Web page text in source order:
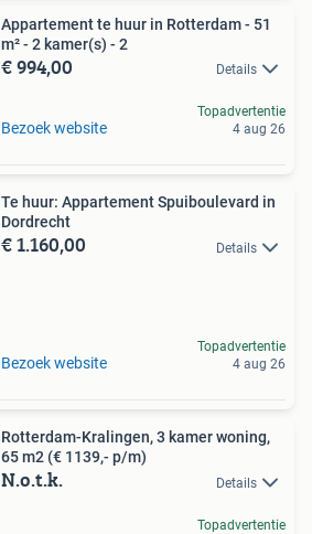
Appartement te huur in Rotterdam - 51
m² - 2 kamer(s) - 2
€ 994,00 Details
Bezoek website
Topadvertentie
4 aug 26
Te huur: Appartement Spuiboulevard in
Dordrecht
€ 1.160,00 Details
Bezoek website
Topadvertentie
4 aug 26
Rotterdam-Kralingen, 3 kamer woning,
65 m2 (€ 1139,- p/m)
N.o.t.k. Details
Topadvertentie